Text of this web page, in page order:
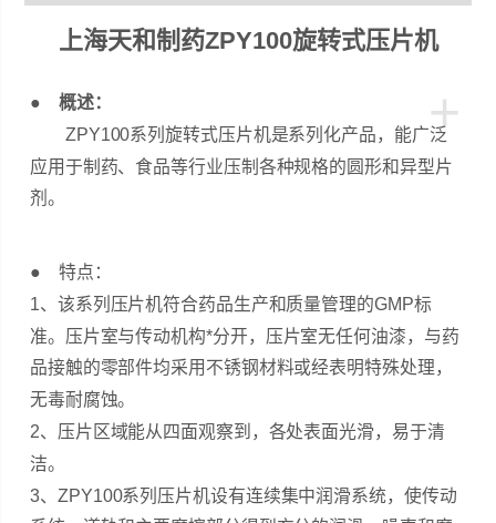
上海天和制药ZPY100旋转式压片机
+
● 概述：
ZPY100系列旋转式压片机是系列化产品，能广泛
应用于制药、食品等行业压制各种规格的圆形和异型片
剂。
●特点：
1、该系列压片机符合药品生产和质量管理的GMP标
准。压片室与传动机构*分开，压片室无任何油漆，与药
品接触的零部件均采用不锈钢材料或经表明特殊处理，
无毒耐腐蚀。
2、压片区域能从四面观察到，各处表面光滑，易于清
洁。
3、ZPY100系列压片机设有连续集中润滑系统，使传动